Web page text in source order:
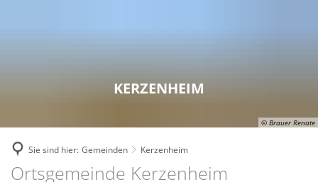
Stellenausschreibungen
Ausschreibungen
Interne Meldestelle für
Freizeitaktivitäten
Theater
Bücherei der Verbandsgemeinde
Aktuelles
Bauen und Wohnen
Eisenberg (Pfalz)
Kerzenheim
© Brauer Renate
KERZENHEIM
Sie sind hier: Gemeinden Kerzenheim
Kerzenheim
Ortsgemeinde Kerzenheim